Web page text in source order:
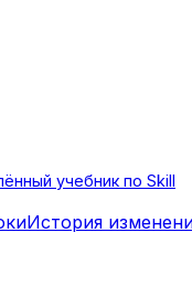
учебник по Skill
История